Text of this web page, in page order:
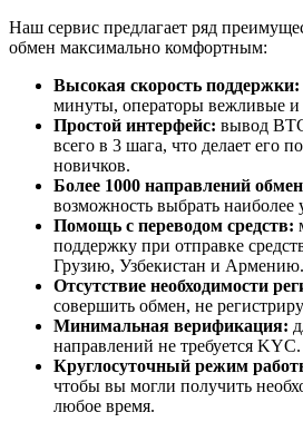
Наш сервис предлагает ряд
обмен максимально комфортным:
Высокая скорость поддержки:
минуты, операторы вежливые и
Простой интерфейс: вывод
всего в 3 шага, что делает его
новичков.
Более 1000 направлений
возможность выбрать наиболее
Помощь с переводом средств:
поддержку при отправке
Грузию, Узбекистан и Армению.
Отсутствие необходимости
совершить обмен, не
Минимальная верификация:
направлений не требуется KYC.
Круглосуточный режим
чтобы вы могли получить
любое время.